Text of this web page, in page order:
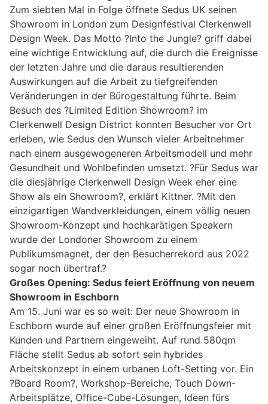
Zum siebten Mal in Folge öffnete Sedus UK seinen
Showroom in London zum Designfestival Clerkenwell
Design Week. Das Motto ?Into the Jungle? griff dabei
eine wichtige Entwicklung auf, die durch die Ereignisse
der letzten Jahre und die daraus resultierenden
Auswirkungen auf die Arbeit zu tiefgreifenden
Veränderungen in der Bürogestaltung führte. Beim
Besuch des ?Limited Edition Showroom? im
Clerkenwell Design District konnten Besucher vor Ort
erleben, wie Sedus den Wunsch vieler Arbeitnehmer
nach einem ausgewogeneren Arbeitsmodell und mehr
Gesundheit und Wohlbefinden umsetzt. ?Für Sedus war
die diesjährige Clerkenwell Design Week eher eine
Show als ein Showroom?, erklärt Kittner. ?Mit den
einzigartigen Wandverkleidungen, einem völlig neuen
Showroom-Konzept und hochkarätigen Speakern
wurde der Londoner Showroom zu einem
Publikumsmagnet, der den Besucherrekord aus 2022
sogar noch übertraf.?
Großes Opening: Sedus feiert Eröffnung von neuem
Showroom in Eschborn
Am 15. Juni war es so weit: Der neue Showroom in
Eschborn wurde auf einer großen Eröffnungsfeier mit
Kunden und Partnern eingeweiht. Auf rund 580qm
Fläche stellt Sedus ab sofort sein hybrides
Arbeitskonzept in einem urbanen Loft-Setting vor. Ein
?Board Room?, Workshop-Bereiche, Touch Down-
Arbeitsplätze, Office-Cube-Lösungen, Ideen fürs